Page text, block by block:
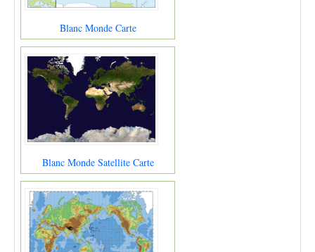
Blanc Monde Carte
Blanc Monde Satellite Carte